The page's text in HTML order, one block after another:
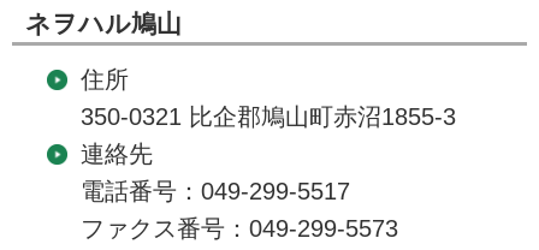
ネヲハル鳩山
住所
350-0321 比企郡鳩山町赤沼1855-3
連絡先
電話番号：049-299-5517
ファクス番号：049-299-5573